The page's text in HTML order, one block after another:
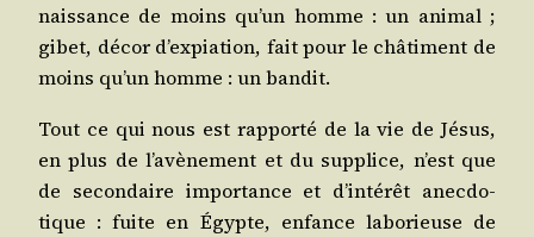
nais­sance de moins qu’un homme : un ani­mal ;
gibet, décor d’expiation, fait pour le châ­ti­ment de
moins qu’un homme : un bandit.
Tout ce qui nous est rap­por­té de la vie de Jésus,
en plus de l’avènement et du sup­plice, n’est que
de secon­daire impor­tance et d’intérêt anec­do­
tique : fuite en Égypte, enfance labo­rieuse de